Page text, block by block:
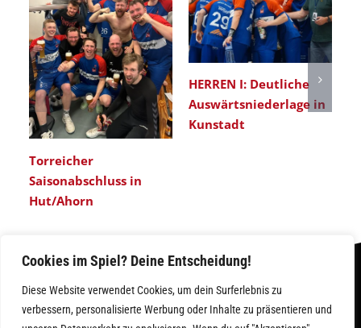
Cookies im Spiel? Deine Entscheidung!
Diese Website verwendet Cookies, um dein Surferlebnis zu
verbessern, personalisierte Werbung oder Inhalte zu präsentieren und
Torreicher
Saisonabschluss in
Hut/Ahorn
HERREN I: Deutliche
Auswärtsniederlage in
Kunstadt